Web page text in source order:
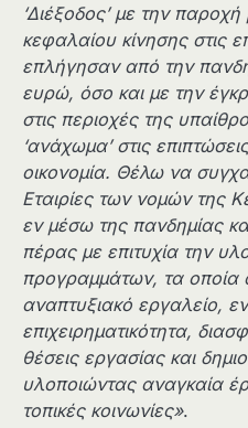
‘Διέξοδος’ με την
κεφαλαίου κίνησης στις
επλήγησαν από την
ευρώ, όσο και με την
στις περιοχές της
‘ανάχωμα’ στις
οικονομία. Θέλω να
Εταιρίες των νομών της
εν μέσω της πανδημίας
πέρας με επιτυχία την
προγραμμάτων, τα οποία
αναπτυξιακό εργαλείο,
επιχειρηματικότητα,
θέσεις εργασίας και
υλοποιώντας αναγκαία
τοπικές κοινωνίες».